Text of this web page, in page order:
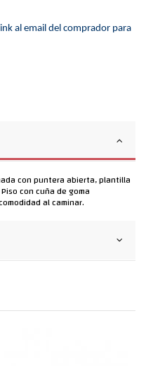
al email del comprador para
con puntera abierta, plantilla
con cuña de goma
al caminar.